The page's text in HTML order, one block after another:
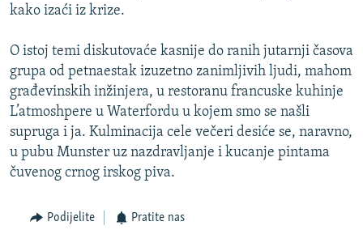
kako izaći iz krize.
O istoj temi diskutovaće kasnije do ranih jutarnji časova
grupa od petnaestak izuzetno zanimljivih ljudi, mahom
građevinskih inžinjera, u restoranu francuske kuhinje
L’atmoshpere u Waterfordu u kojem smo se našli
supruga i ja. Kulminacija cele večeri desiće se, naravno,
u pubu Munster uz nazdravljanje i kucanje pintama
čuvenog crnog irskog piva.
Podijelite Pratite nas